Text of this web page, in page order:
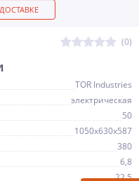
(0)
TOR Industries
электрическая
50
1050х630х587
380
6,8
22,5